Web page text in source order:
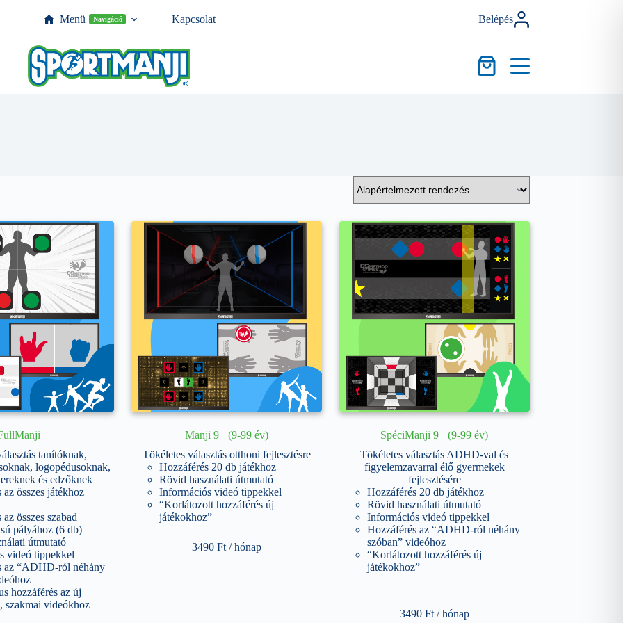
Menü Navigáció Kapcsolat Belépés
Kosár
tanítóknak,
logopédusoknak,
és edzőknek
az összes játékhoz
összes szabad
pályához (6 db)
útmutató
videó tippekkel
az “ADHD-ról néhány
hozzáférés az új
szakmai videókhoz
Manji 9+ (9-99 év)
Tökéletes választás otthoni fejlesztésre
Hozzáférés 20 db játékhoz
Rövid használati útmutató
Információs videó tippekkel
“Korlátozott hozzáférés új
játékokhoz”
3490Ft / hónap
SpéciManji 9+ (9-99 év)
Tökéletes választás ADHD-val és
figyelemzavarral élő gyermekek
fejlesztésére
Hozzáférés 20 db játékhoz
Rövid használati útmutató
Információs videó tippekkel
Hozzáférés az “ADHD-ról néhány
szóban” videóhoz
“Korlátozott hozzáférés új
játékokhoz”
3490 Ft / hónap